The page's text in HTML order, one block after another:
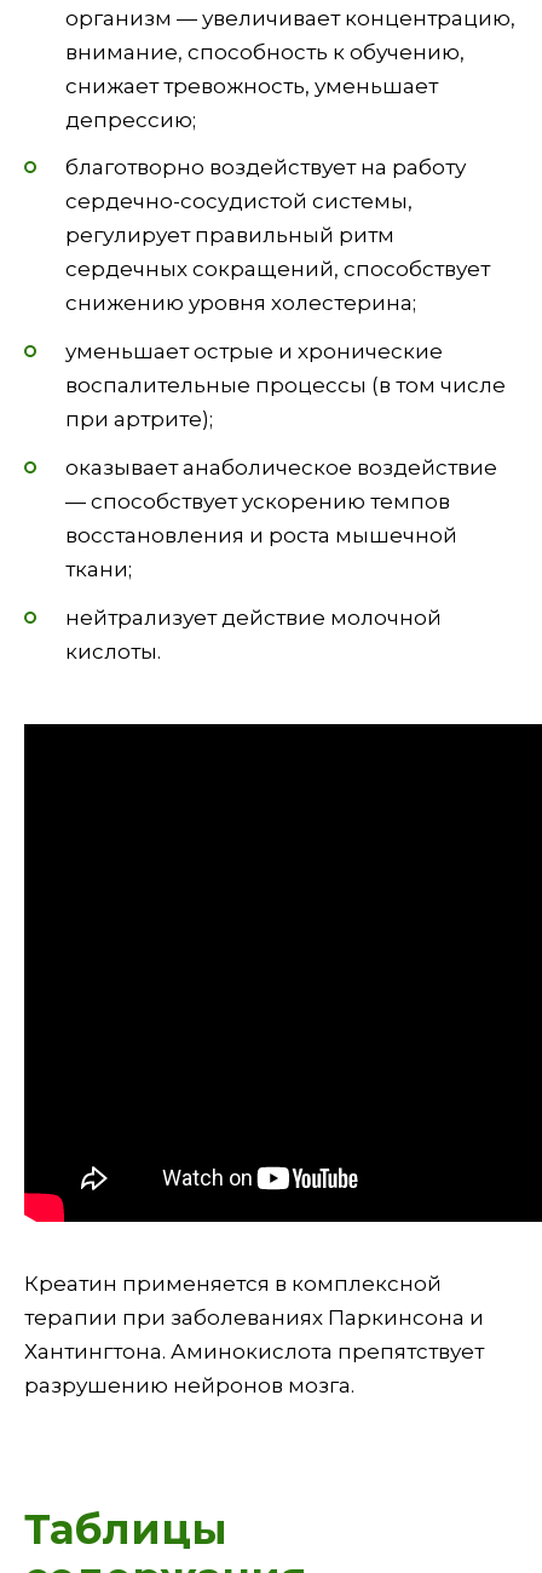
организм — увеличивает концентрацию,
внимание, способность к обучению,
снижает тревожность, уменьшает
депрессию;
благотворно воздействует на работу
сердечно-сосудистой системы,
регулирует правильный ритм
сердечных сокращений, способствует
снижению уровня холестерина;
уменьшает острые и хронические
воспалительные процессы (в том числе
при артрите);
оказывает анаболическое воздействие
— способствует ускорению темпов
восстановления и роста мышечной
ткани;
нейтрализует действие молочной
кислоты.
Креатин применяется в комплексной
терапии при заболеваниях Паркинсона и
Хантингтона. Аминокислота препятствует
разрушению нейронов мозга.
Таблицы